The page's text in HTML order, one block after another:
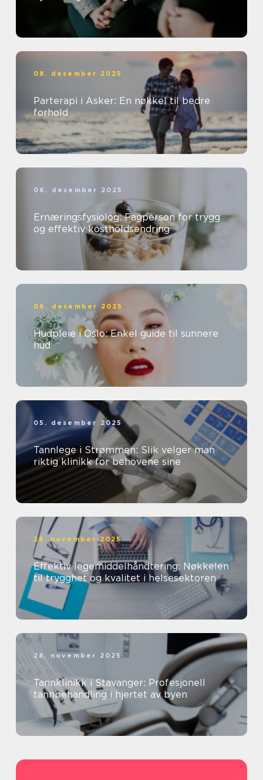
08. desember 2025
Parterapi i Asker: En nøkkel til bedre
forhold
06. desember 2025
Ernæringsfysiolog: Fagperson for trygg
og effektiv kostholdsendring
06. desember 2025
Hudpleie i Oslo: Enkel guide til sunnere
hud
05. desember 2025
Tannlege i Strømmen: Slik velger man
riktig klinikk for behovene sine
28. november 2025
Effektiv legemiddelhåndtering: Nøkkelen
til trygghet og kvalitet i helsesektoren
28. november 2025
Tannklinikk i Stavanger: Profesjonell
tannbehandling i hjertet av byen